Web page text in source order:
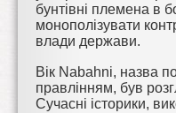
бунтівні племена в
монополізувати
влади держави.
Вік Nabahni, назва
правлінням, був
Сучасні історики,